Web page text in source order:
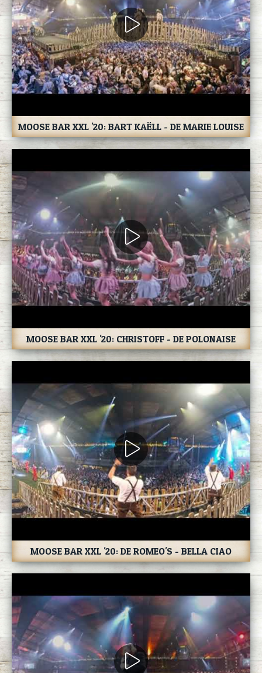
MOOSE BAR XXL '20: BART KAËLL - DE MARIE LOUISE
MOOSE BAR XXL '20: CHRISTOFF - DE POLONAISE
MOOSE BAR XXL '20: DE ROMEO'S - BELLA CIAO